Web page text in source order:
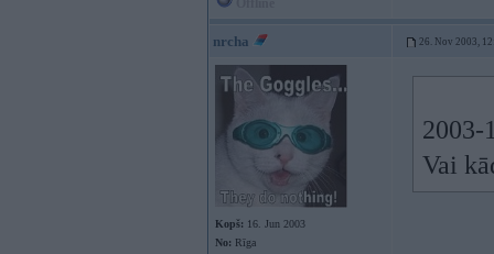
nrcha 26. Nov 2003,
Kopš: 16. Jun 2003
No: Rīga
2003-
Vai